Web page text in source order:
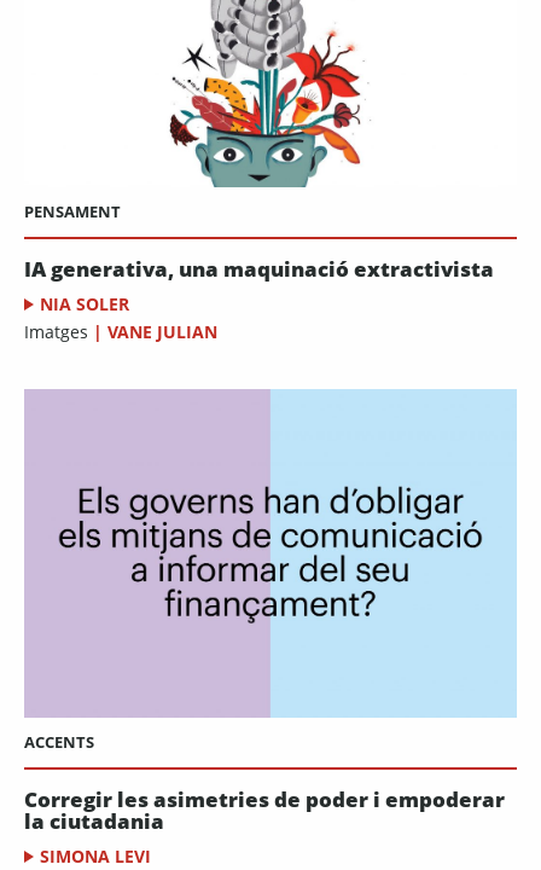
PENSAMENT
IA generativa, una maquinació extractivista
NIA SOLER
Imatges | VANE JULIAN
ACCENTS
Corregir les asimetries de poder i empoderar
la ciutadania
SIMONA LEVI